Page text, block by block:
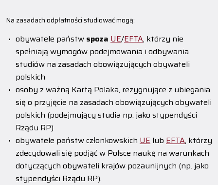
Na zasadach odpłatności studiować mogą:
obywatele państw spoza UE/EFTA, którzy nie
spełniają wymogów podejmowania i odbywania
studiów na zasadach obowiązujących obywateli
polskich
osoby z ważną Kartą Polaka, rezygnujące z ubiegania
się o przyjęcie na zasadach obowiązujących obywateli
polskich (podejmujący studia np. jako stypendyści
Rządu RP)
obywatele państw członkowskich UE lub EFTA, którzy
zdecydowali się podjąć w Polsce naukę na warunkach
dotyczących obywateli krajów pozaunijnych (np. jako
stypendyści Rządu RP).